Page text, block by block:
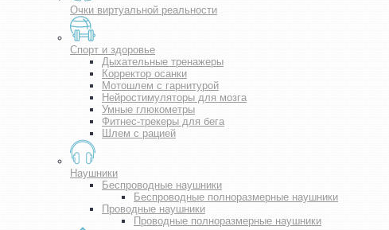
Очки виртуальной реальности
Спорт и здоровье
Дыхательные тренажеры
Корректор осанки
Мотошлем с гарнитурой
Нейростимуляторы для мозга
Умные глюкометры
Фитнес-трекеры для бега
Шлем с рацией
Наушники
Беспроводные наушники
Беспроводные полноразмерные наушники
Проводные наушники
Проводные полноразмерные наушники